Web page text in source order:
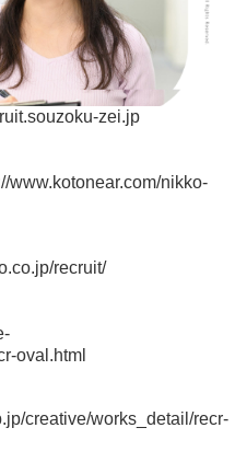
zei.jp
www.kotonear.com/nikko-
recruit/
oval.html
creative/works_detail/recr-